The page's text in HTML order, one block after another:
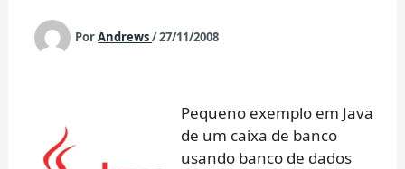
PorAndrews/27/11/2008
Pequeno exemplo em Java
de um caixa de banco
usando banco de dados